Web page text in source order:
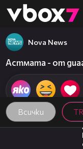
👾
Всички
Nova News
Астмата - от
01:48